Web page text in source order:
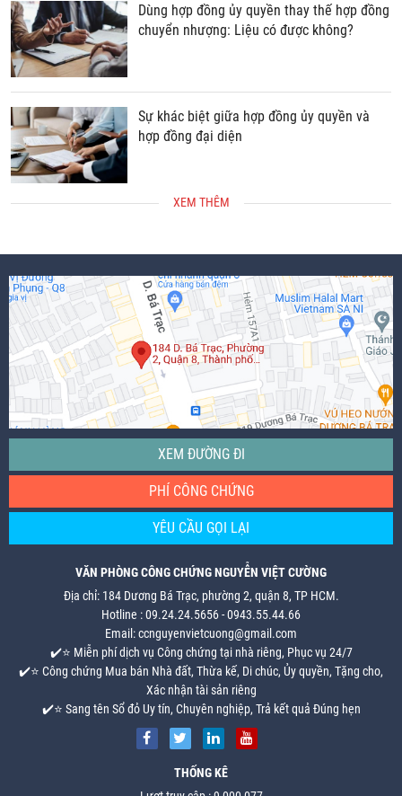
Dùng hợp đồng ủy quyền thay thế hợp đồng
chuyển nhượng: Liệu có được không?
Sự khác biệt giữa hợp đồng ủy quyền và
hợp đồng đại diện
XEM THÊM
XEM ĐƯỜNG ĐI
PHÍ CÔNG CHỨNG
YÊU CẦU GỌI LẠI
VĂN PHÒNG CÔNG CHỨNG NGUYỄN VIỆT CƯỜNG
Địa chỉ: 184 Dương Bá Trạc, phường 2, quận 8, TP HCM.
Hotline : 09.24.24.5656 - 0943.55.44.66
Email: ccnguyenvietcuong@gmail.com
✔️⭐ Miễn phí dịch vụ Công chứng tại nhà riêng, Phục vụ 24/7
✔️⭐ Công chứng Mua bán Nhà đất, Thừa kế, Di chúc, Ủy quyền, Tặng cho,
Xác nhận tài sản riêng
✔️⭐ Sang tên Sổ đỏ Uy tín, Chuyên nghiệp, Trả kết quả Đúng hẹn
THỐNG KÊ